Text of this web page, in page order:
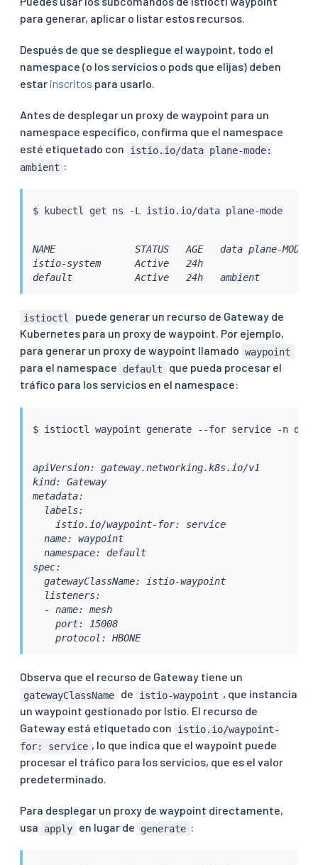
para generar, aplicar o listar estos recursos.
Después de que se despliegue el waypoint, todo el
namespace (o los servicios o pods que elijas) deben
estar inscritos para usarlo.
Antes de desplegar un proxy de waypoint para un
namespace específico, confirma que el namespace
esté etiquetado con
istio.io/data plane-mode:
ambient :
$ kubectl get ns -L istio.io/data plane-mode
NAME              STATUS   AGE   data plane-MODE
istio-system      Active   24h
default           Active   24h   ambient
istioctl
puede generar un recurso de Gateway de
Kubernetes para un proxy de waypoint. Por ejemplo,
para generar un proxy de waypoint llamado waypoint
para el namespace default
que pueda procesar el
tráfico para los servicios en el namespace:
$ istioctl waypoint generate --for service
apiVersion: gateway.networking.k8s.io/v1
kind: Gateway
metadata:
  labels:
    istio.io/waypoint-for: service
  name: waypoint
  namespace: default
spec:
  gatewayClassName: istio-waypoint
  listeners:
  - name: mesh
    port: 15008
    protocol: HBONE
Observa que el recurso de Gateway tiene un
gatewayClassName de istio-waypoint , que instancia
un waypoint gestionado por Istio. El recurso de
Gateway está etiquetado con
istio.io/waypoint-
for: service , lo que indica que el waypoint puede
procesar el tráfico para los servicios, que es el valor
predeterminado.
Para desplegar un proxy de waypoint directamente,
usa
apply en lugar de generate :